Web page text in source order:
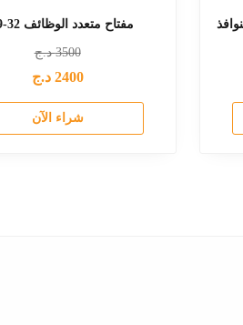
مفتاح متعدد الوظائف 32-9مم
3500د.ج
2400 د.ج
شراء الآن